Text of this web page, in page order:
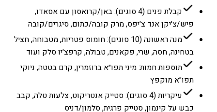
קבלת פנים (4 סוגים): באן/קרואסון עם אסאדו,
פיש/צ׳יקן אנד צ׳יפס, מרק קובה/כתום, סיגרים/קובה
מנה ראשונה (10 סוגים): חומוס פטריות, מטבוחה, חציל
בטחינה, חסה, שרי, פקאנים, טבולה, קרפצ׳יו סלק ועוד
תוספות חמות: מיני תפו״א ברוזמרין, קרם בטטה, ניוקי
תפו״א מוקפץ
עיקריות (4 סוגים): סטייק אנטריקוט, צלעות טלה, קבב
כבש על קינמון, סטייק פרגית, סלמון/דניס